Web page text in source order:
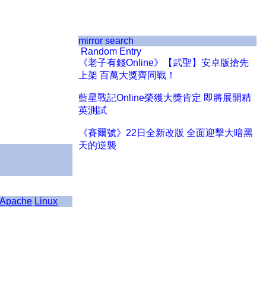
Apache Linux
mirror search
Random Entry
《老子有錢Online》【武聖】安卓版搶先
上架 百萬大獎齊同戰！
藍星戰記Online榮獲大獎肯定 即將展開精
英測試
《賽爾號》22日全新改版 全面迎擊大暗黑
天的逆襲